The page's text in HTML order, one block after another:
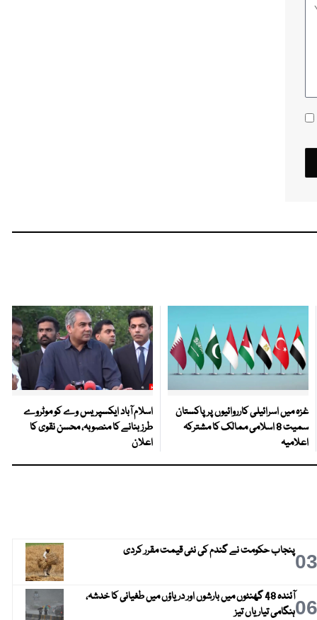
غزہ میں اسرائیلی کارروائیوں پر پاکستان
سمیت 8 اسلامی ممالک کا مشترکہ
اعلامیہ
اسلام آباد ایکسپریس وے کو موٹروے
طرز بنانے کا منصوبہ، محسن نقوی کا
اعلان
03پنجاب حکومت نے گندم کی نئی قیمت مقرر کردی
06
آئندہ 48 گھنٹوں میں بارشوں اور دریاؤں میں طغیانی کا خدشہ،
ہنگامی تیاریاں تیز